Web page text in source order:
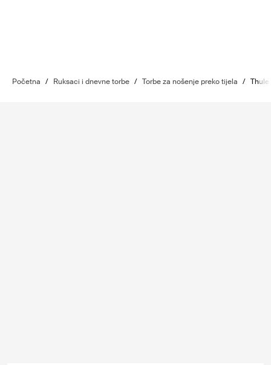
Početna / Ruksaci i dnevne torbe / Torbe za nošenje preko tijela / Thule